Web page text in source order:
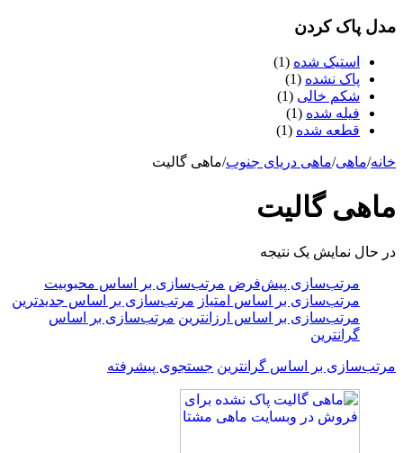
مدل پاک کردن
استیک شده (1)
پاک نشده (1)
شکم خالی (1)
فیله شده (1)
قطعه شده (1)
خانه/ماهی/ماهی دریای جنوب/ماهی گالیت
ماهی گالیت
در حال نمایش یک نتیجه
مرتب‌سازی پیش‌فرض مرتب‌سازی بر اساس محبوبیت
مرتب‌سازی بر اساس امتیاز مرتب‌سازی بر اساس جدیدترین
مرتب‌سازی بر اساس ارزانترین مرتب‌سازی بر اساس
گرانترین
مرتب‌سازی بر اساس گرانترین جستجوی پیشرفته